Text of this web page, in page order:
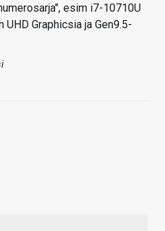
esim i7-10710U
Graphicsia ja Gen9.5-